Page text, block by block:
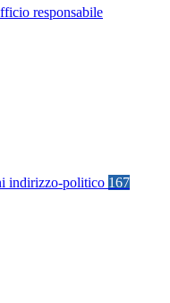
responsabile
indirizzo-politico 167